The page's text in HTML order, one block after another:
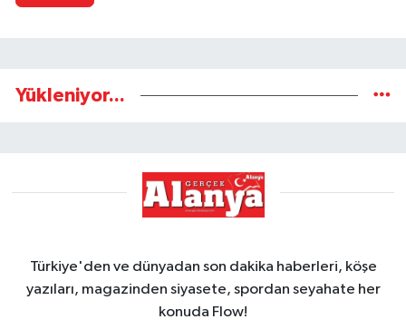
Yükleniyor...
Türkiye'den ve dünyadan son dakika haberleri, köşe
yazıları, magazinden siyasete, spordan seyahate her
konuda Flow!